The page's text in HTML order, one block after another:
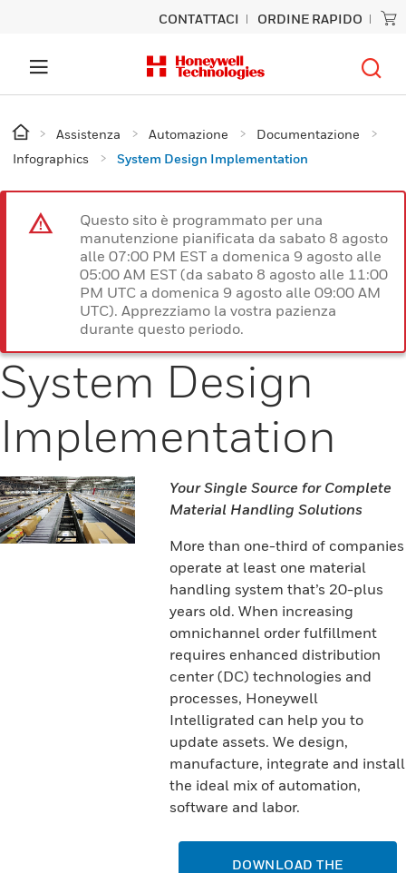
CONTATTACI ORDINE RAPIDO
Assistenza Automazione
Documentazione
Infographics
System Design Implementation
Questo sito è programmato per una
manutenzione pianificata da sabato 8 agosto
alle 07:00 PM EST a domenica 9 agosto alle
05:00 AM EST (da sabato 8 agosto alle 11:00
PM UTC a domenica 9 agosto alle 09:00 AM
UTC). Apprezziamo la vostra pazienza
durante questo periodo.
System Design
Implementation
Your Single Source for Complete
Material Handling Solutions
More than one-third of companies
operate at least one material
handling system that’s 20-plus
years old. When increasing
omnichannel order fulfillment
requires enhanced distribution
center (DC) technologies and
processes, Honeywell
Intelligrated can help you to
update assets. We design,
manufacture, integrate and install
the ideal mix of automation,
software and labor.
DOWNLOAD THE